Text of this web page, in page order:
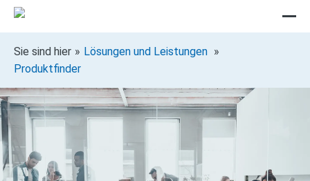
Sie sind hier
Lösungen und Leistungen
Produktfinder